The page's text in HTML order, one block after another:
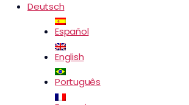
Deutsch
Español
English
Português